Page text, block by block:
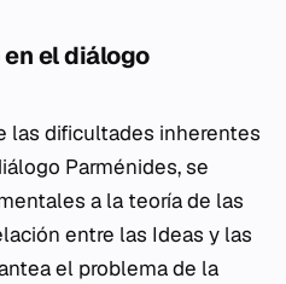
el diálogo
las dificultades inherentes
Parménides, se
a la teoría de las
entre las Ideas y las
el problema de la